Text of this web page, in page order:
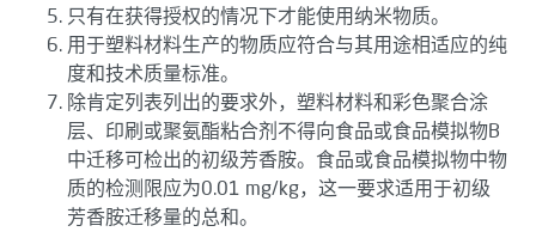
只有在获得授权的情况下才能使用纳米物质。
用于塑料材料生产的物质应符合与其用途相适应的纯
度和技术质量标准。
除肯定列表列出的要求外，塑料材料和彩色聚合涂
层、印刷或聚氨酯粘合剂不得向食品或食品模拟物B
中迁移可检出的初级芳香胺。食品或食品模拟物中物
质的检测限应为0.01 mg/kg，这一要求适用于初级
芳香胺迁移量的总和。